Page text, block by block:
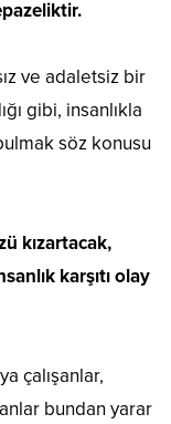
ve adaletsiz bir
gibi, insanlıkla
söz konusu
kızartacak,
karşıtı olay
çalışanlar,
bundan yarar